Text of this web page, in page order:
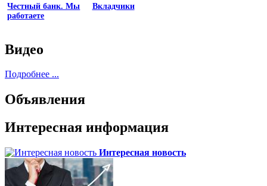
Честный банк. Мы
работаете
Вкладчики
Видео
Подробнее ...
Объявления
Интересная информация
Интересная новость